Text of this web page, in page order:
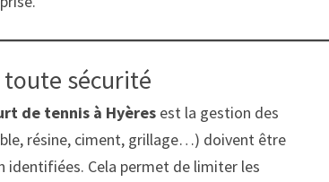
toute sécurité
de tennis à Hyères est la gestion des
résine, ciment, grillage…) doivent être
identifiées. Cela permet de limiter les